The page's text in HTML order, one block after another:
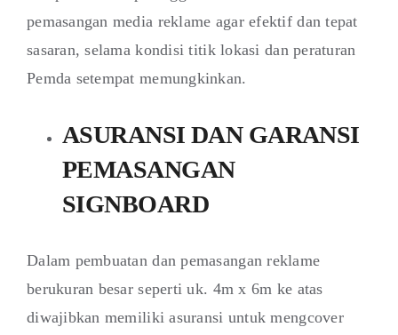
pemasangan media reklame agar efektif dan tepat
sasaran, selama kondisi titik lokasi dan peraturan
Pemda setempat memungkinkan.
ASURANSI DAN GARANSI
PEMASANGAN
SIGNBOARD
Dalam pembuatan dan pemasangan reklame
berukuran besar seperti uk. 4m x 6m ke atas
diwajibkan memiliki asuransi untuk mengcover